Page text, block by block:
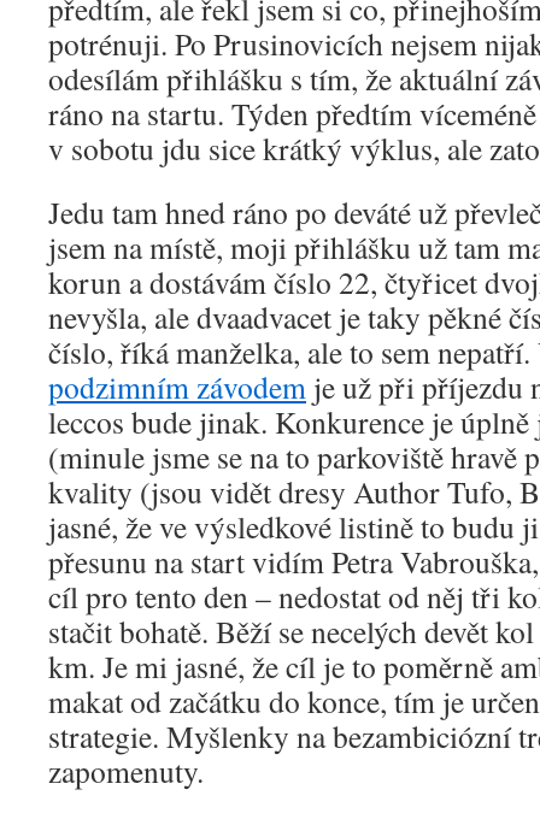
předtím, ale řekl jsem si co,
potrénuji. Po Prusinovicích nejsem
odesílám přihlášku s tím, že aktuální
ráno na startu. Týden předtím
v sobotu jdu sice krátký výklus, ale
Jedu tam hned ráno po deváté už
jsem na místě, moji přihlášku už tam
korun a dostávám číslo 22, čtyřicet
nevyšla, ale dvaadvacet je taky pěkné
číslo, říká manželka, ale to sem
podzimním závodem je už při příjezdu
leccos bude jinak. Konkurence je
(minule jsme se na to parkoviště hravě
kvality (jsou vidět dresy Author Tufo,
jasné, že ve výsledkové listině to budu
přesunu na start vidím Petra
cíl pro tento den – nedostat od něj tři
stačit bohatě. Běží se necelých devět
km. Je mi jasné, že cíl je to poměrně
makat od začátku do konce, tím je
strategie. Myšlenky na bezambiciózní
zapomenuty.